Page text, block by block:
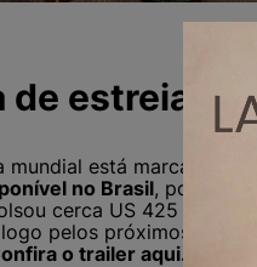
de estreia
mundial está marcada o
no Brasil, porém
cerca US 425
pelos próximos 5
o trailer aqui.